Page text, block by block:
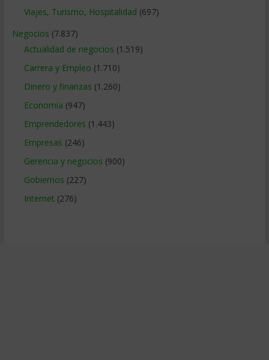
Viajes, Turismo, Hospitalidad (697)
Negocios (7.837)
Actualidad de negocios (1.519)
Carrera y Empleo (1.710)
Dinero y finanzas (1.260)
Economía (947)
Emprendedores (1.443)
Empresas (246)
Gerencia y negocios (900)
Gobiernos (227)
Internet (276)